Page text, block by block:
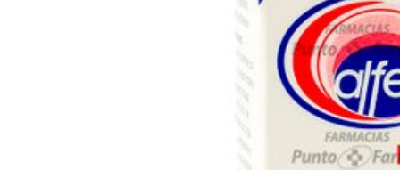
Administrar con precaución y con seguimiento médico. Se
toma normalmente a dosis de 0,5 a 10 mg al día, dependiendo
de la enfermedad que esté siendo tratada. En enfermedades
más graves, se pueden requerir dosis por encima de 10 mg al
día. La dosis debe ajustarse según la respuesta individual del
paciente y la gravedad de la enfermedad.
*Compras con receta médica o tercera edad, deben adjuntar en
el siguiente paso la documentación correspondiente.